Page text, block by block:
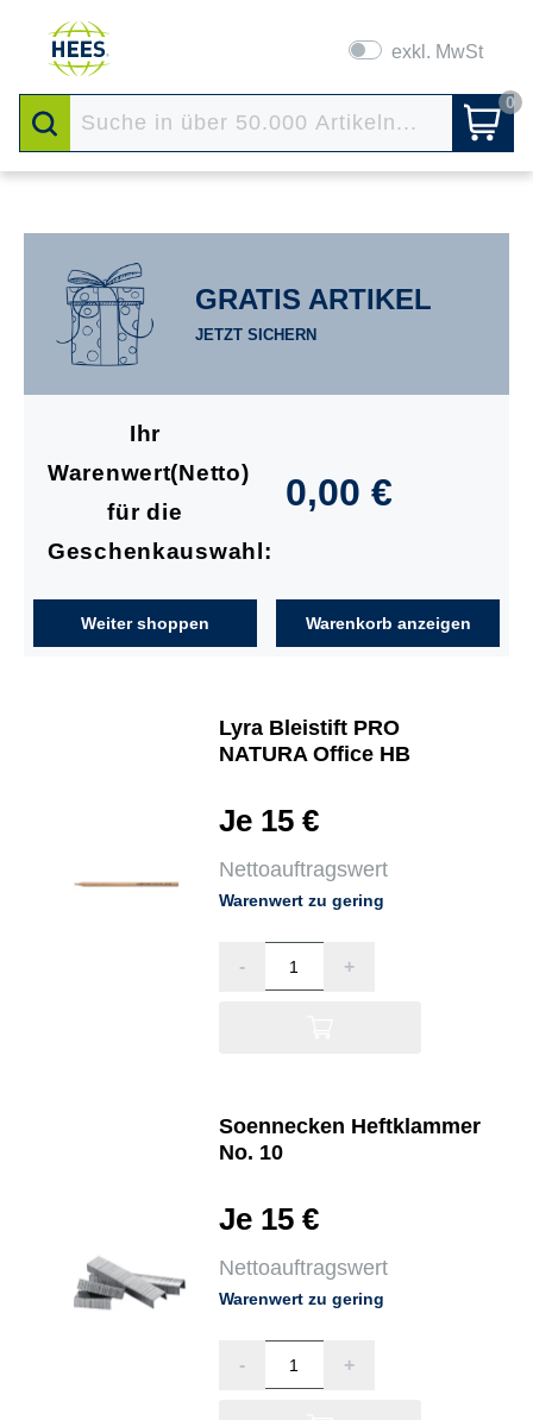
exkl. MwSt
0
GRATIS ARTIKEL
JETZT SICHERN
Ihr
Warenwert(Netto)
für die
Geschenkauswahl:
0,00 €
Weiter shoppen Warenkorb anzeigen
Lyra Bleistift PRO
NATURA Office HB
Je 15 €
Nettoauftragswert
Warenwert zu gering
- +
Soennecken Heftklammer
No. 10
Je 15 €
Nettoauftragswert
Warenwert zu gering
- +